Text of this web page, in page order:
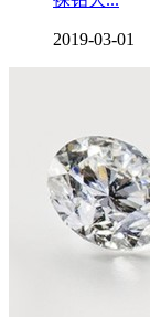
2019-03-01